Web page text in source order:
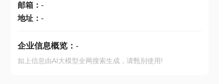
邮箱： -
地址： -
企业信息概览： -
如上信息由AI大模型全网搜索生成，请甄别使用!